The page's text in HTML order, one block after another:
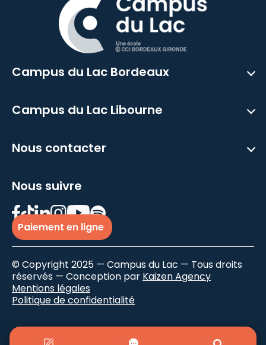
Campus du Lac Bordeaux
Campus du Lac Libourne
Nous contacter
Nous suivre
Paiement en ligne
© Copyright 2025 — Campus du Lac — Tous droits
réservés — Conception par Kaizen Agency
Mentions légales
Politique de confidentialité